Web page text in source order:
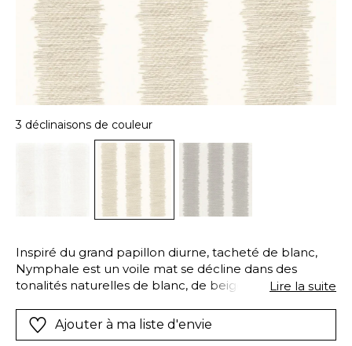
3 déclinaisons de couleur
Inspiré du grand papillon diurne, tacheté de blanc,
Nymphale est un voile mat se décline dans des
tonalités naturelles de blanc, de beige, de gris. Une
grande matité.
Lire la suite
Ajouter à ma liste d'envie